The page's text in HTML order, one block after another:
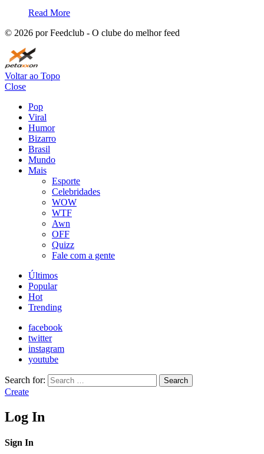
Read More
© 2026 por Feedclub - O clube do melhor feed
Voltar ao Topo
Close
Pop
Viral
Humor
Bizarro
Brasil
Mundo
Mais
Esporte
Celebridades
WOW
WTF
Awn
OFF
Quizz
Fale com a gente
Últimos
Popular
Hot
Trending
facebook
twitter
instagram
youtube
Search for: Search
Create
Log In
Sign In